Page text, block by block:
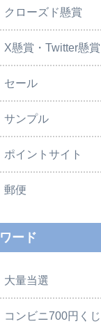
クローズド懸賞
X懸賞・Twitter懸賞
セール
サンプル
ポイントサイト
郵便
ワード
大量当選
コンビニ700円くじ